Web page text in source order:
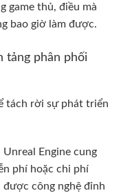
game thủ, điều mà
bao giờ làm được.
tảng phân phối
tách rời sự phát triển
Engine cung
phí hoặc chi phí
công nghệ đỉnh